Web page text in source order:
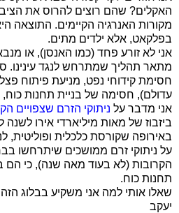
האקלים? שהם רוצים להרוס את
מקורות האנרגיה הקיימים. התוצאה
בפלקאט, אלא ילדים מתים.
אני לא זורע פחד (כמו האנסן), או
מתאר תהליך שמתרחש לנגד עינינו.
חסימת קידוחי נפט, מניעת פיתוח
עדולם), חסימה של בניית תחנות כוח,
אני מדבר על ניתוקי הזרם שצפויים
ביזבוז של מאות מיליארדי אירו לשנה
באירופה שקורסת כלכלית ופוליטית,
על ניתוקי זרם ממושכים שיתרחשו
הקרובות (לא בעוד מאה שנה), כי הם
תחנות כוח.
שאלו אותי למה אני משקיע בבלוג
יעקב